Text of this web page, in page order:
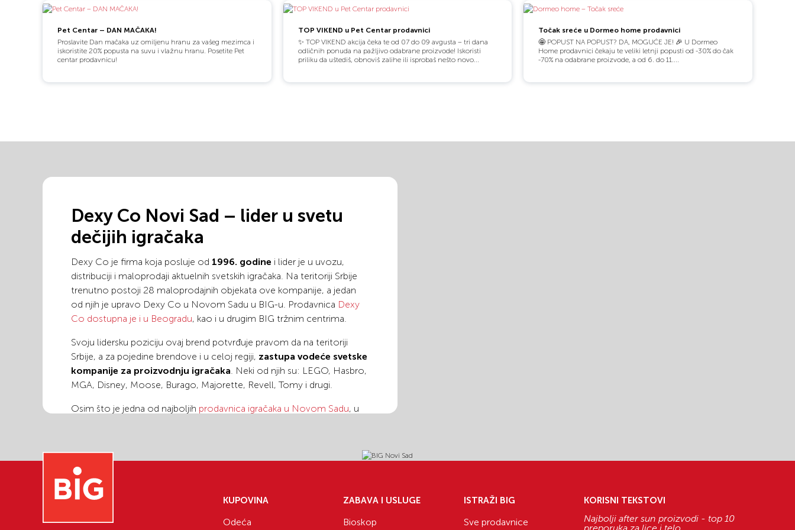
Pet Centar – DAN MAČAKA!
Proslavite Dan mačaka uz omiljenu hranu za vašeg mezimca i
iskoristite 20% popusta na suvu i vlažnu hranu. Posetite Pet
centar prodavnicu!
TOP VIKEND u Pet Centar prodavnici
✨ TOP VIKEND akcija čeka te od 07 do 09 avgusta – tri dana
odličnih ponuda na pažljivo odabrane proizvode! Iskoristi
priliku da uštediš, obnoviš zalihe ili isprobaš nešto novo...
Točak sreće u Dormeo home prodavnici
🤩 POPUST NA POPUST? DA, MOGUĆE JE! 🎉 U Dormeo
Home prodavnici čekaju te veliki letnji popusti od -30% do čak
-70% na odabrane proizvode, a od 6. do 11....
Dexy Co Novi Sad – lider u svetu
dečijih igračaka
Dexy Co je firma koja posluje od 1996. godine i lider je u uvozu,
distribuciji i maloprodaji aktuelnih svetskih igračaka. Na teritoriji Srbije
trenutno postoji 28 maloprodajnih objekata ove kompanije, a jedan
od njih je upravo Dexy Co u Novom Sadu u BIG-u. Prodavnica Dexy
Co dostupna je i u Beogradu, kao i u drugim BIG tržnim centrima.
Svoju lidersku poziciju ovaj brend potvrđuje pravom da na teritoriji
Srbije, a za pojedine brendove i u celoj regiji, zastupa vodeće svetske
kompanije za proizvodnju igračaka. Neki od njih su: LEGO, Hasbro,
MGA, Disney, Moose, Burago, Majorette, Revell, Tomy i drugi.
Osim što je jedna od najboljih prodavnica igračaka u Novom Sadu, u
garderobe u asortimanu se nalaze brendovi Idexe, Blukids i poljski
brend Cool Club, a od obuće španski brendovi Pablosky i Cerda, kao i
ostali svetski brendovi.
KUPOVINA
Odeća
ZABAVA I USLUGE
Bioskop
ISTRAŽI BIG
Sve prodavnice
KORISNI TEKSTOVI
Najbolji after sun proizvodi - top 10